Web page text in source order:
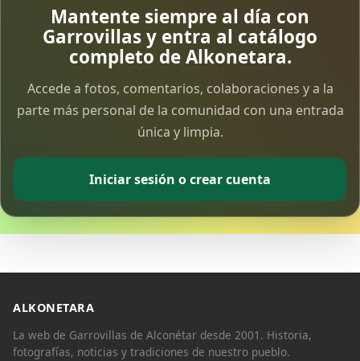
Mantente siempre al día con
Garrovillas y entra al catálogo
completo de Alkonetara.
Accede a fotos, comentarios, colaboraciones y a la
parte más personal de la comunidad con una entrada
única y limpia.
Iniciar sesión o crear cuenta
ALKONETARA
La web de Garrovillas de Alconétar desde 2001. Historia,
fotografías, noticias y tradiciones de nuestro pueblo.